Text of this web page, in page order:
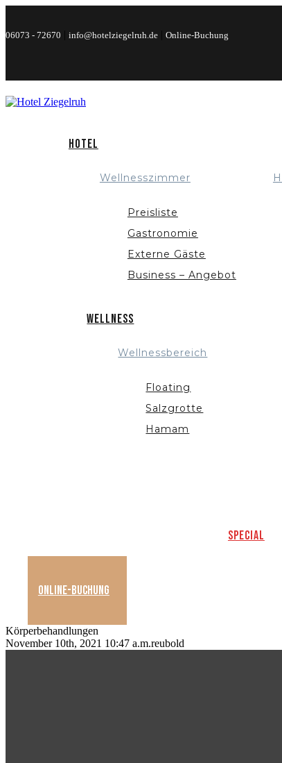
06073 - 72670 info@hotelziegelruh.de Online-Buchung
Hotel
Wellnesszimmer
Preisliste
Gastronomie
Externe Gäste
Business – Angebot
Wellness
Wellnessbereich
Floating
Salzgrotte
Hamam
Special
Online-Buchung
Körperbehandlungen
November 10th, 2021 10:47 a.m.reubold